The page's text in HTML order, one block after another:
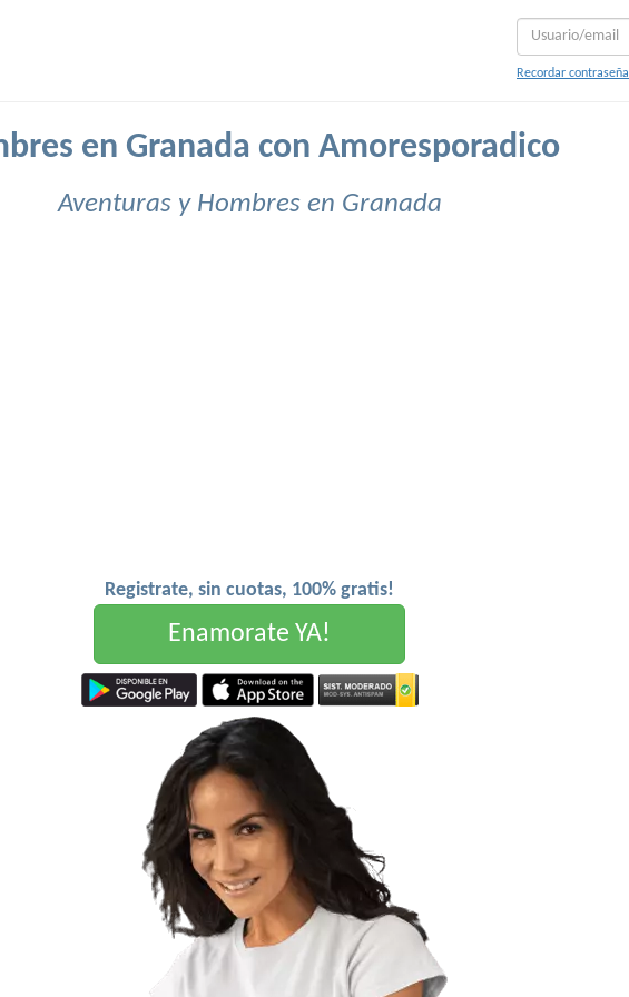
Recordar contraseña
en Granada con Amoresporadico
Aventuras y Hombres en Granada
Registrate, sin cuotas, 100% gratis!
Enamorate YA!